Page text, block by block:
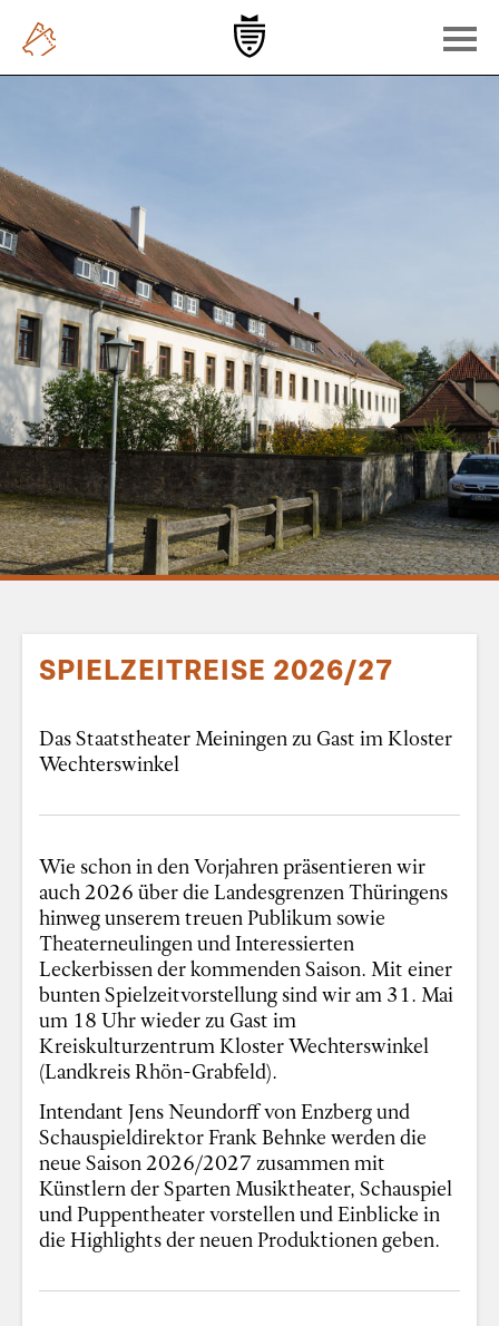
SPIELZEITREISE 2026/27
Das Staatstheater Meiningen zu Gast im Kloster
Wechterswinkel
Wie schon in den Vorjahren präsentieren wir
auch 2026 über die Landesgrenzen Thüringens
hinweg unserem treuen Publikum sowie
Theaterneulingen und Interessierten
Leckerbissen der kommenden Saison. Mit einer
bunten Spielzeitvorstellung sind wir am 31. Mai
um 18 Uhr wieder zu Gast im
Kreiskulturzentrum Kloster Wechterswinkel
(Landkreis Rhön-Grabfeld).
Intendant Jens Neundorff von Enzberg und
Schauspieldirektor Frank Behnke werden die
neue Saison 2026/2027 zusammen mit
Künstlern der Sparten Musiktheater, Schauspiel
und Puppentheater vorstellen und Einblicke in
die Highlights der neuen Produktionen geben.